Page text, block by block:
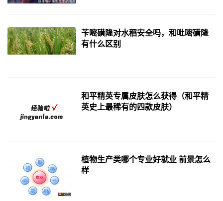
苄嘧磺隆对水稻安全吗，和吡嘧磺隆
有什么区别
和平精英专属皮肤怎么获得（和平精
英史上最稀有的四款皮肤）
植物生产类哪个专业好就业 前景怎么
样